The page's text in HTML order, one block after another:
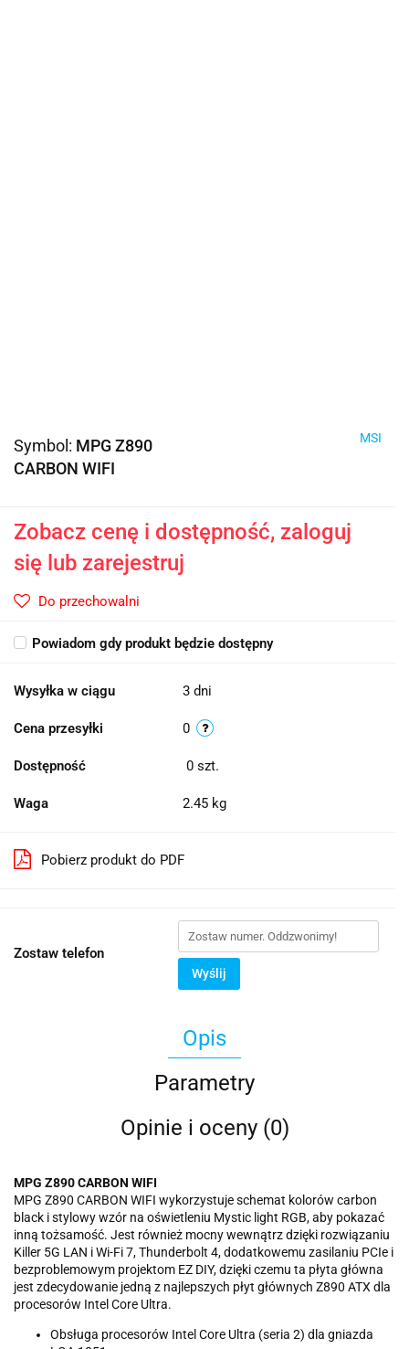
Symbol: MPG Z890
CARBON WIFI
MSI
Zobacz cenę i dostępność, zaloguj
się lub zarejestruj
Do przechowalni
Powiadom gdy produkt będzie dostępny
Wysyłka w ciągu 3 dni
Cena przesyłki 0
Dostępność 0 szt.
Waga 2.45 kg
Pobierz produkt do PDF
Zostaw telefon
Wyślij
Opis
Parametry
Opinie i oceny (0)
MPG Z890 CARBON WIFI
MPG Z890 CARBON WIFI wykorzystuje schemat kolorów carbon
black i stylowy wzór na oświetleniu Mystic light RGB, aby pokazać
inną tożsamość. Jest również mocny wewnątrz dzięki rozwiązaniu
Killer 5G LAN i Wi-Fi 7, Thunderbolt 4, dodatkowemu zasilaniu PCIe i
bezproblemowym projektom EZ DIY, dzięki czemu ta płyta główna
jest zdecydowanie jedną z najlepszych płyt głównych Z890 ATX dla
procesorów Intel Core Ultra.
Obsługa procesorów Intel Core Ultra (seria 2) dla gniazda